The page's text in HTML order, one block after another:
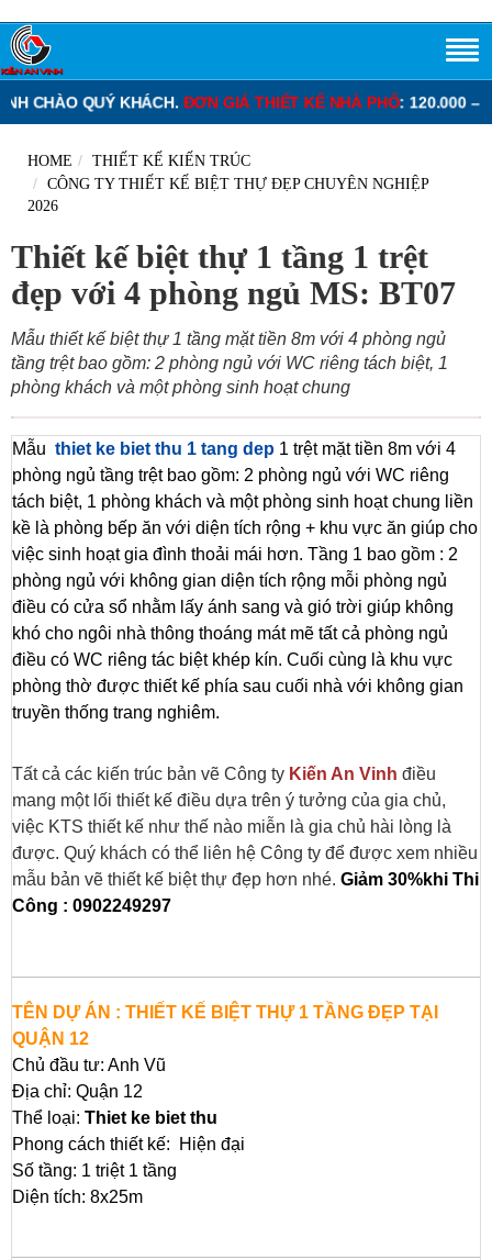
KHÁCH.ĐƠN GIÁ THIẾT KẾ NHÀ PHỐ : 120.000 – 220.000 VNĐ/
HOME
THIẾT KẾ KIẾN TRÚC
CÔNG TY THIẾT KẾ BIỆT THỰ ĐẸP CHUYÊN NGHIỆP
2026
Thiết kế biệt thự 1 tầng 1 trệt
đẹp với 4 phòng ngủ MS: BT07
Mẫu thiết kế biệt thự 1 tầng mặt tiền 8m với 4 phòng ngủ
tầng trệt bao gồm: 2 phòng ngủ với WC riêng tách biệt, 1
phòng khách và một phòng sinh hoạt chung
Mẫu thiet ke biet thu 1 tang dep 1 trệt mặt tiền 8m với 4
phòng ngủ tầng trệt bao gồm: 2 phòng ngủ với WC riêng
tách biệt, 1 phòng khách và một phòng sinh hoạt chung liền
kề là phòng bếp ăn với diện tích rộng + khu vực ăn giúp cho
việc sinh hoạt gia đình thoải mái hơn. Tầng 1 bao gồm : 2
phòng ngủ với không gian diện tích rộng mỗi phòng ngủ
điều có cửa sổ nhằm lấy ánh sang và gió trời giúp không
khó cho ngôi nhà thông thoáng mát mẽ tất cả phòng ngủ
điều có WC riêng tác biệt khép kín. Cuối cùng là khu vực
phòng thờ được thiết kế phía sau cuối nhà với không gian
truyền thống trang nghiêm.
Tất cả các kiến trúc bản vẽ Công ty Kiến An Vinh điều
mang một lối thiết kế điều dựa trên ý tưởng của gia chủ,
việc KTS thiết kế như thế nào miễn là gia chủ hài lòng là
được. Quý khách có thể liên hệ Công ty để được xem nhiều
mẫu bản vẽ thiết kế biệt thự đẹp hơn nhé. Giảm 30%khi Thi
Công : 0902249297
TÊN DỰ ÁN : THIẾT KẾ BIỆT THỰ 1 TẦNG ĐẸP TẠI
QUẬN 12
Chủ đầu tư: Anh Vũ
Địa chỉ: Quận 12
Thể loại: Thiet ke biet thu
Phong cách thiết kế: Hiện đại
Số tầng: 1 triệt 1 tầng
Diện tích: 8x25m